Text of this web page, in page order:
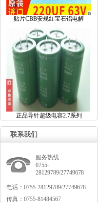
贴片CBB安规红宝石铝电解
正品导针超级电容2.7系列
联系我们
服务热线
0755-
28129789/27749678
电话：0755-28129789/27749678
传真：0755-81484567